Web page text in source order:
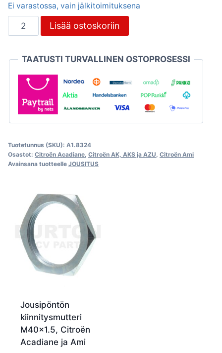
Ei varastossa, vain jälkitoimituksena
Jousipöntön
kuori
Citroën
Ami,
Acadiane
AK
Lisää ostoskoriin
TAATUSTI TURVALLINEN OSTOPROSESSI
Tuotetunnus (SKU): A1.8324
Osastot: Citroën Acadiane, Citroën AK, AKS ja AZU, Citroën Ami
Avainsana tuotteelle JOUSITUS
Jousipöntön
kiinnitysmutteri
M40x1.5, Citroën
Acadiane ja Ami